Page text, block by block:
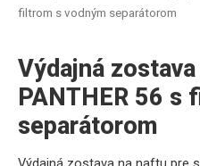
filtrom s vodným separátorom
Výdajná
PANTHER 56 s
separátorom